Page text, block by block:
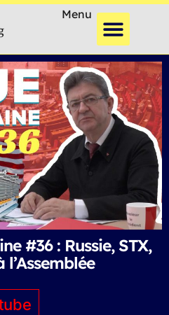
Menu
#36 : Russie, STX,